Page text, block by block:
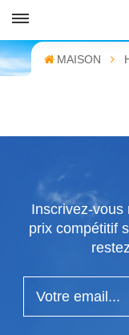
MAISON
Inscrivez-vous
prix compétitif